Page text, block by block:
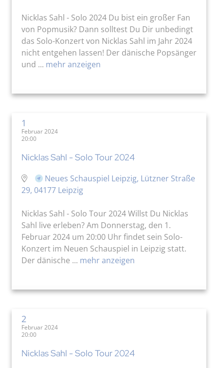
Nicklas Sahl - Solo 2024 Du bist ein großer Fan
von Popmusik? Dann solltest Du Dir unbedingt
das Solo-Konzert von Nicklas Sahl im Jahr 2024
nicht entgehen lassen! Der dänische Popsänger
und ... mehr anzeigen
1
Februar 2024
20:00
Nicklas Sahl - Solo Tour 2024
Neues Schauspiel Leipzig, Lützner Straße
29, 04177 Leipzig
Nicklas Sahl - Solo Tour 2024 Willst Du Nicklas
Sahl live erleben? Am Donnerstag, den 1.
Februar 2024 um 20:00 Uhr findet sein Solo-
Konzert im Neuen Schauspiel in Leipzig statt.
Der dänische ... mehr anzeigen
2
Februar 2024
20:00
Nicklas Sahl - Solo Tour 2024